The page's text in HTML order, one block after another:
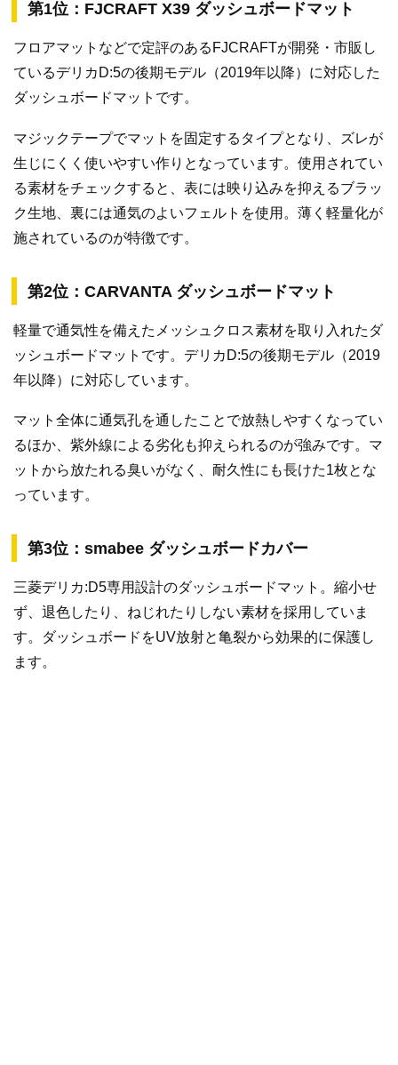
第1位：FJCRAFT X39 ダッシュボードマット
フロアマットなどで定評のあるFJCRAFTが開発・市販し
ているデリカD:5の後期モデル（2019年以降）に対応した
ダッシュボードマットです。
マジックテープでマットを固定するタイプとなり、ズレが
生じにくく使いやすい作りとなっています。使用されてい
る素材をチェックすると、表には映り込みを抑えるブラッ
ク生地、裏には通気のよいフェルトを使用。薄く軽量化が
施されているのが特徴です。
第2位：CARVANTA ダッシュボードマット
軽量で通気性を備えたメッシュクロス素材を取り入れたダ
ッシュボードマットです。デリカD:5の後期モデル（2019
年以降）に対応しています。
マット全体に通気孔を通したことで放熱しやすくなってい
るほか、紫外線による劣化も抑えられるのが強みです。マ
ットから放たれる臭いがなく、耐久性にも長けた1枚とな
っています。
第3位：smabee ダッシュボードカバー
三菱デリカ:D5専用設計のダッシュボードマット。縮小せ
ず、退色したり、ねじれたりしない素材を採用していま
す。ダッシュボードをUV放射と亀裂から効果的に保護し
ます。